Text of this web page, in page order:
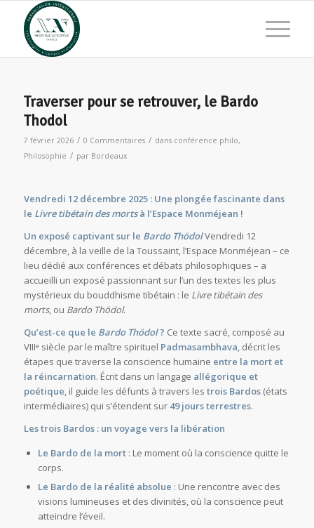
Traverser pour se retrouver, le Bardo
Thodol
7 février 2026 / 0 Commentaires / dans conférence philo,
Philosophie / par Bordeaux
Vendredi 12 décembre 2025 : Une plongée fascinante dans
le Livre tibétain des mortsà l’Espace Monméjean !
Un exposé captivant sur le Bardo ThödolVendredi 12
décembre, à la veille de la Toussaint, l’Espace Monméjean – ce
lieu dédié aux conférences et débats philosophiques – a
accueilli un exposé passionnant sur l’un des textes les plus
mystérieux du bouddhisme tibétain : le Livre tibétain des
morts, ou Bardo Thödol.
Qu’est-ce que le Bardo Thödol? Ce texte sacré, composé au
VIIIᵉ siècle par le maître spirituel Padmasambhava, décrit les
étapes que traverse la conscience humaine entre la mort et
la réincarnation. Écrit dans un langage allégorique et
poétique, il guide les défunts à travers les trois Bardos(états
intermédiaires) qui s’étendent sur 49 jours terrestres.
Les trois Bardos : un voyage vers la libération
Le Bardo de la mort: Le moment où la conscience quitte le
corps.
Le Bardo de la réalité absolue : Une rencontre avec des
visions lumineuses et des divinités, où la conscience peut
atteindre l’éveil.